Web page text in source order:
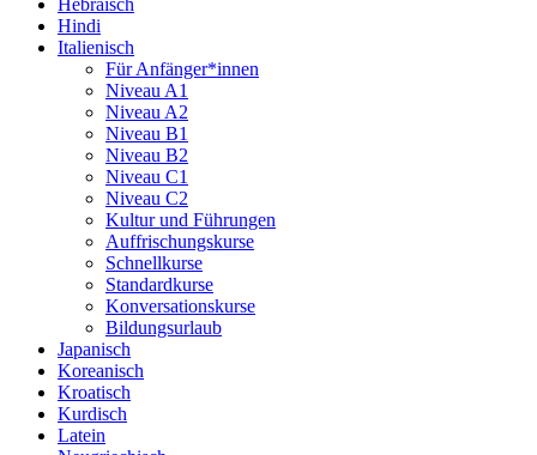
Hindi
Italienisch
Für Anfänger*innen
Niveau A1
Niveau A2
Niveau B1
Niveau B2
Niveau C1
Niveau C2
Kultur und Führungen
Auffrischungskurse
Schnellkurse
Standardkurse
Konversationskurse
Bildungsurlaub
Japanisch
Koreanisch
Kroatisch
Kurdisch
Latein